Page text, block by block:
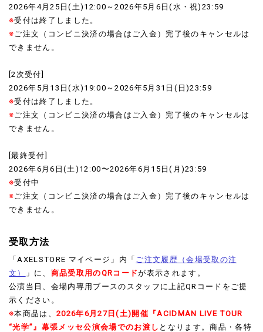
2026年4月25日(土)12:00～2026年5月6日(水・祝)23:59
※受付は終了しました。
※ ご注文（コンビニ決済の場合はご入金）完了後のキャンセルは
できません。
[2次受付]
2026年5月13日(水)19:00～2026年5月31日(日)23:59
※受付は終了しました。
※ ご注文（コンビニ決済の場合はご入金）完了後のキャンセルは
できません。
[最終受付]
2026年6月6日(土)12:00〜2026年6月15日(月)23:59
※受付中
※ ご注文（コンビニ決済の場合はご入金）完了後のキャンセルは
できません。
受取方法
「AXELSTORE マイページ」内「 ご注文履歴（会場受取の注
文）
」に、 商品受取用のQRコードが表示されます。
公演当日、会場内専用ブースのスタッフに上記QRコードをご提
示ください。
※本商品は、 2026年6月27日(土)開催『ACIDMAN LIVE TOUR
“光学”』幕張メッセ公演会場でのお渡し となります。商品・各特